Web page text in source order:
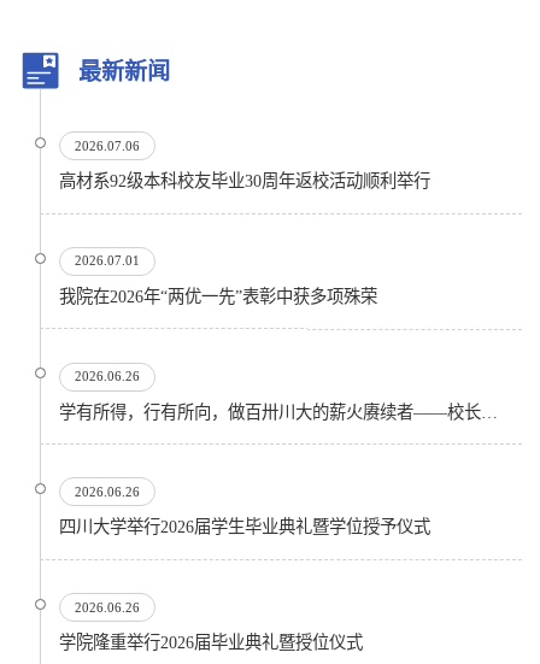
最新新闻
2026.07.06
高材系92级本科校友毕业30周年返校活动顺利举行
2026.07.01
我院在2026年“两优一先”表彰中获多项殊荣
2026.06.26
2026.06.26
四川大学举行2026届学生毕业典礼暨学位授予仪式
2026.06.26
​学院隆重举行2026届毕业典礼暨授位仪式